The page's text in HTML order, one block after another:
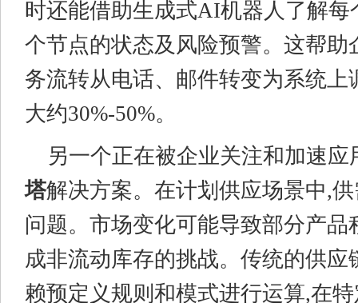
时还能借助生成式AI机器人了解每
个节点的状态及风险预警。这帮助
务流转从电话、邮件转变为系统上
大约30%-50%。
另一个正在被企业关注和加速应
塔解决方案。在计划供应场景中,
问题。市场变化可能导致部分产品
成非流动库存的挑战。传统的供应
赖预定义规则和模式进行运算,在